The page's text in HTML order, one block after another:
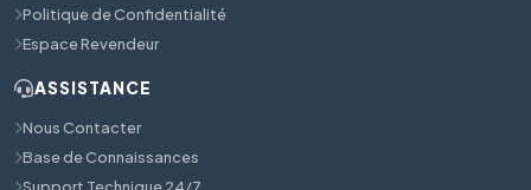
Politique de Confidentialité
Espace Revendeur
ASSISTANCE
Nous Contacter
Base de Connaissances
Support Technique 24/7